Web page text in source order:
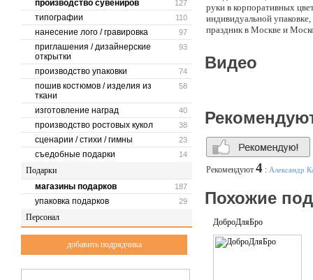
127
производство сувениров
110
типографии
97
нанесение лого / гравировка
93
приглашения / дизайнерские
открытки
74
производство упаковки
58
пошив костюмов / изделия из
ткани
40
изготовление наград
38
производство ростовых кукол
23
сценарии / стихи / гимны
14
съедобные подарки
Подарки
187
магазины подарков
29
упаковка подарков
Персонал
добавить подрядчика
руки в корпоративных
индивидуальной
праздник в Москве и
Для работы нашего
подключим собственный
Видео
Рекомендуют 4 : Александр
Похожие
ДоброДляБро